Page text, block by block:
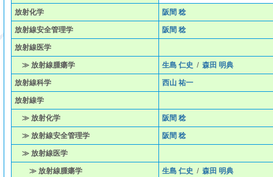
放射化学 阪間 稔
放射線安全管理学 阪間 稔
放射線医学
≫ 放射線腫瘍学 生島 仁史 / 森田 明典
放射線科学 西山 祐一
放射線学
≫ 放射化学 阪間 稔
≫ 放射線安全管理学 阪間 稔
≫ 放射線医学
≫ 放射線腫瘍学 生島 仁史 / 森田 明典